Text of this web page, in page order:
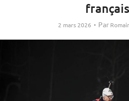
2 mars 2026 Par